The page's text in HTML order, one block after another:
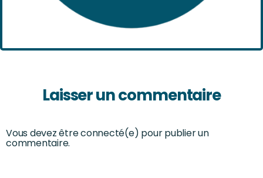
Laisser un commentaire
Vous devez être connecté(e) pour publier un
commentaire.